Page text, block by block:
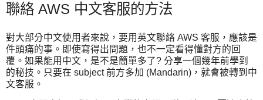
聯絡 AWS 中文客服的方法
對大部分中文使用者來說，要用英文聯絡 AWS 客服，應該是
件頭痛的事。即使寫得出問題，也不一定看得懂對方的回
覆。如果能用中文，是不是簡單多了? 分享一個幾年前學到
的秘技。只要在 subject 前方多加 (Mandarin)，就會被轉到中
文客服。